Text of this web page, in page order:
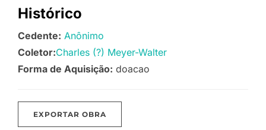
Histórico
Cedente: Anônimo
Coletor:Charles (?) Meyer-Walter
Forma de Aquisição: doacao
EXPORTAR OBRA